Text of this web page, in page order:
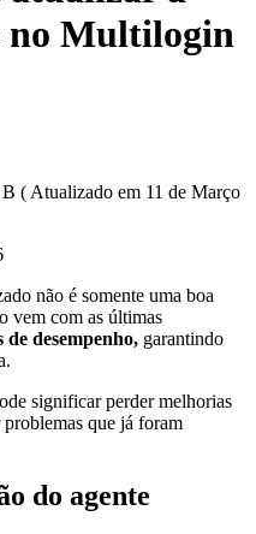
no Multilogin
( Atualizado em 11 de Março
não é somente uma boa
vem com as últimas
de desempenho, garantindo
significar perder melhorias
que já foram
do agente